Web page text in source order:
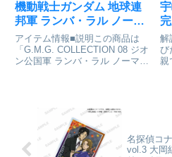
機動戦士ガンダム 地球連
邦軍 ランバ・ラル ノーマ
ルスーツVer. 可動フィギュ
ア[メガハウス]が予約受付
中
アイテム情報■説明この商品は
「G.M.G. COLLECTION 08 ジオ
ン公国軍 ランバ・ラル ノーマル
ン公国軍 ランバ・ラル ノ...
解
び
親
名探偵コ
vol.3 大岡